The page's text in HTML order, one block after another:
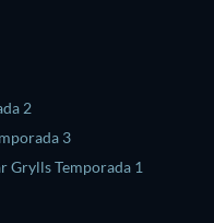
2
3
Grylls Temporada 1